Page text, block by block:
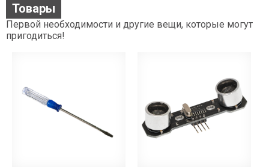
Товары
Первой необходимости и другие вещи, которые могут
пригодиться!